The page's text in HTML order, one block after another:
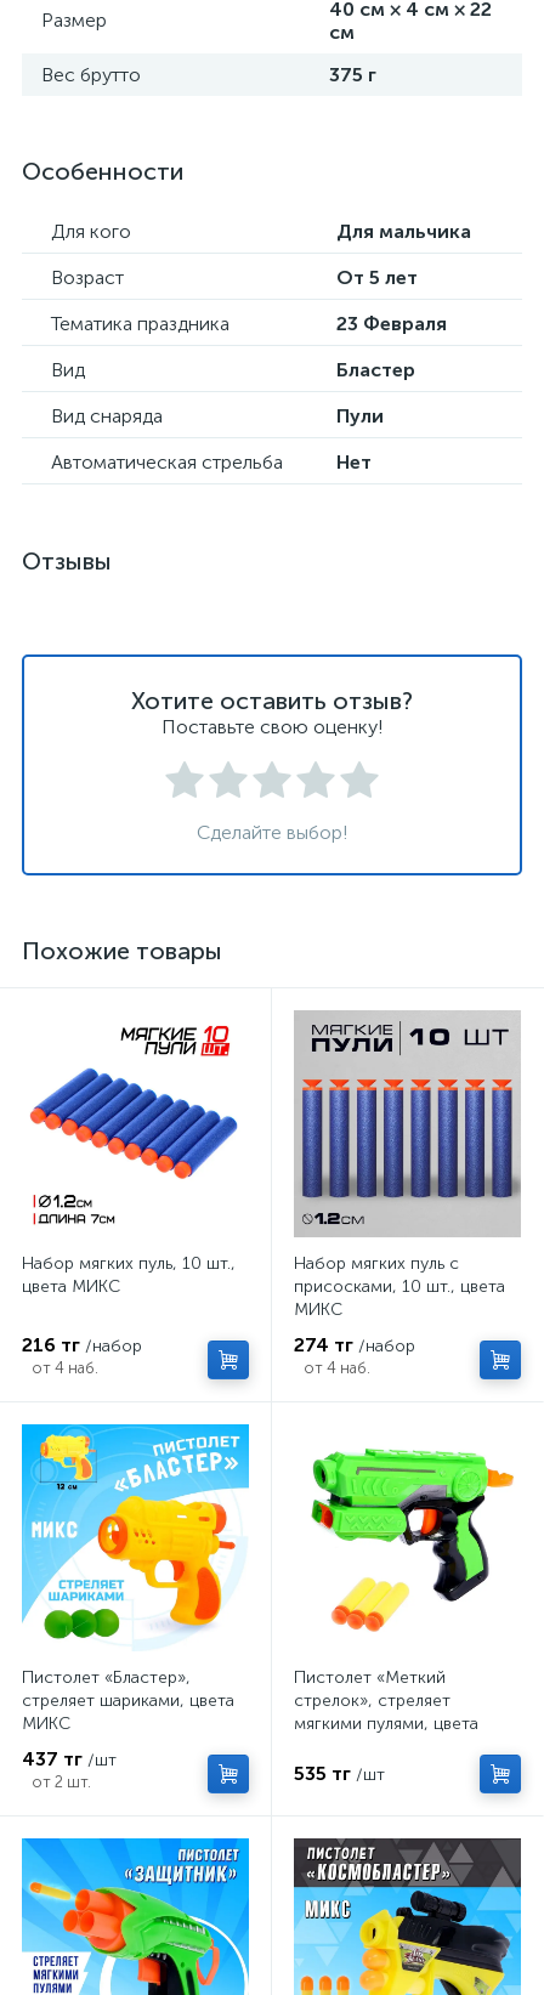
Размер
40 см × 4 см × 22
см
Вес брутто
375 г
Особенности
Для кого
Для мальчика
Возраст
От 5 лет
Тематика праздника
23 Февраля
Вид
Бластер
Вид снаряда
Пули
Автоматическая стрельба
Нет
Отзывы
Хотите оставить отзыв?
Поставьте свою оценку!
Сделайте выбор!
Похожие товары
Набор мягких пуль, 10 шт.,
цвета МИКС
216 тг /набор
от 4 наб.
Набор мягких пуль с
присосками, 10 шт., цвета
МИКС
274 тг /набор
от 4 наб.
Пистолет «Бластер»,
стреляет шариками, цвета
МИКС
437 тг /шт
от 2 шт.
Пистолет «Меткий
стрелок», стреляет
мягкими пулями, цвета
535 тг /шт